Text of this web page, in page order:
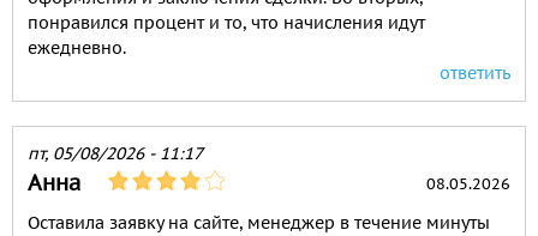
понравился процент и то, что начисления идут
ежедневно.
ответить
пт, 05/08/2026 - 11:17
Анна 08.05.2026
Оставила заявку на сайте, менеджер в течение минуты